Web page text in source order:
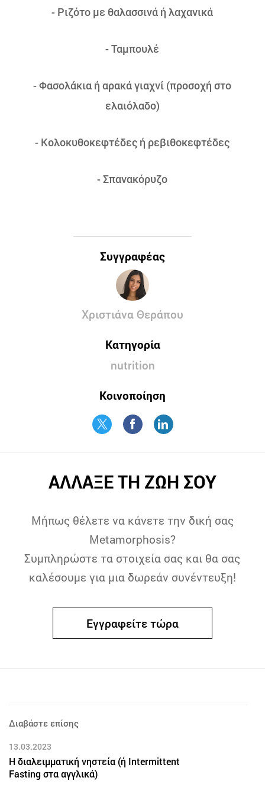
- Ριζότο με θαλασσινά ή λαχανικά
- Ταμπουλέ
- Φασολάκια ή αρακά γιαχνί (προσοχή στο
ελαιόλαδο)
- Κολοκυθοκεφτέδες ή ρεβιθοκεφτέδες
- Σπανακόρυζο
Συγγραφέας
Χριστιάνα Θεράπου
Κατηγορία
nutrition
Κοινοποίηση
ΑΛΛΑΞΕ ΤΗ ΖΩΗ ΣΟΥ
Μήπως θέλετε να κάνετε την δική σας
Metamorphosis?
Συμπληρώστε τα στοιχεία σας και θα σας
καλέσουμε για μια δωρεάν συνέντευξη!
Εγγραφείτε τώρα
Διαβάστε επίσης
13.03.2023
Η διαλειμματική νηστεία (ή Intermittent
Fasting στα αγγλικά)